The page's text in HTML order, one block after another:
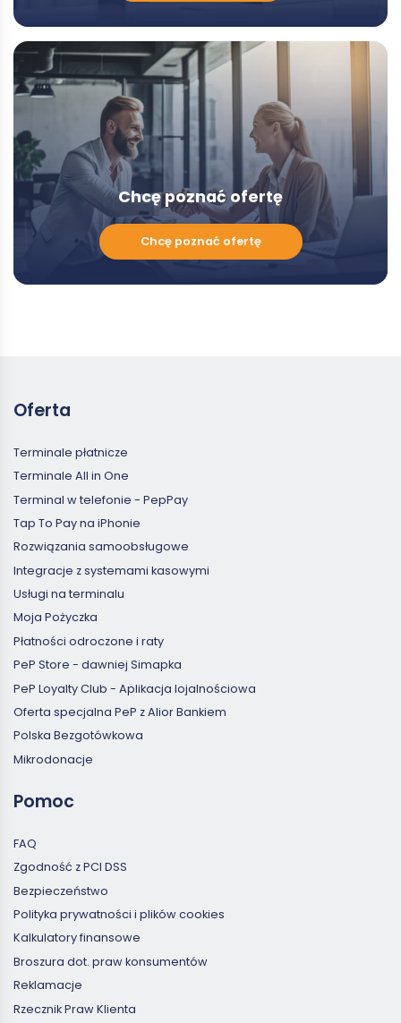
Doradcą
-
Modal
Chcę poznać ofertę
Chcę
Chcę poznać ofertę
Oferta
Terminale płatnicze
Terminale All in One
Terminal w telefonie - PepPay
Tap To Pay na iPhonie
Rozwiązania samoobsługowe
Integracje z systemami kasowymi
Usługi na terminalu
Moja Pożyczka
Płatności odroczone i raty
PeP Store - dawniej Simapka
PeP Loyalty Club - Aplikacja lojalnościowa
Oferta specjalna PeP z Alior Bankiem
Polska Bezgotówkowa
Mikrodonacje
Pomoc
FAQ
Zgodność z PCI DSS
Bezpieczeństwo
Polityka prywatności i plików cookies
Kalkulatory finansowe
Broszura dot. praw konsumentów
Reklamacje
Rzecznik Praw Klienta